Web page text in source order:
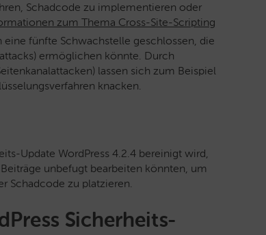
Schadcode zu implementieren oder
zum Thema Cross-Site-Scripting
fünfte Schwachstelle geschlossen, die
ermöglichen könnte. Durch
lassen sich zum Beispiel
knacken.
Update WordPress 4.2.4 bereinigt wird,
unbefugt bearbeiten könnten, um
Schadcode zu platzieren.
Sicherheits-